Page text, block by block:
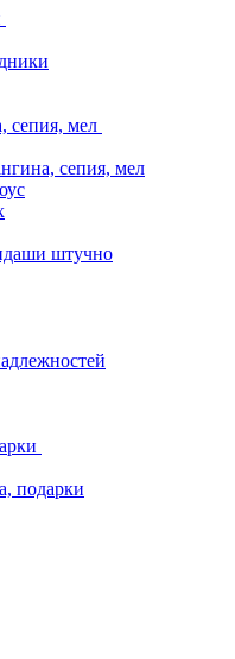
сепия, мел
сепия, мел
штучно
подарки